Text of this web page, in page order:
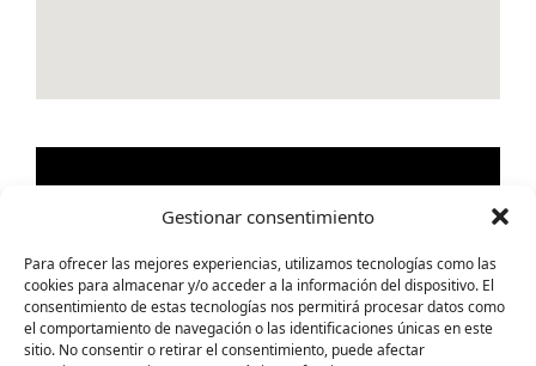
Gestionar consentimiento
Para ofrecer las mejores experiencias, utilizamos tecnologías como las
cookies para almacenar y/o acceder a la información del dispositivo. El
consentimiento de estas tecnologías nos permitirá procesar datos como
el comportamiento de navegación o las identificaciones únicas en este
sitio. No consentir o retirar el consentimiento, puede afectar